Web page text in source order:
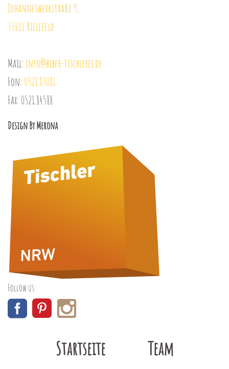
Johanneswerkstraße 9,
33611 Bielefeld
Mail:info@biber-tischlerei.de
Fon: 0521.83081
Fax: 0521.84588
Design By Merona
Follow us:
Startseite Team